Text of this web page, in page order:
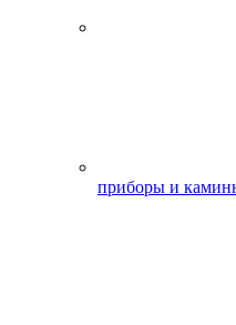
приборы и